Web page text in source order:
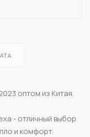
оптом из Китая.
- отличный выбор
и комфорт.